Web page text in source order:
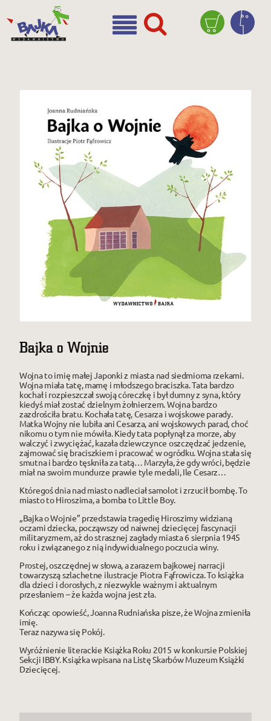
Bajka o Wojnie
Wojna to imię małej Japonki z miasta nad siedmioma rzekami.
Wojna miała tatę, mamę i młodszego braciszka. Tata bardzo
kochał i rozpieszczał swoją córeczkę i był dumny z syna, który
kiedyś miał zostać dzielnym żołnierzem. Wojna bardzo
zazdrościła bratu. Kochała tatę, Cesarza i wojskowe parady.
Matka Wojny nie lubiła ani Cesarza, ani wojskowych parad, choć
nikomu o tym nie mówiła. Kiedy tata popłynął za morze, aby
walczyć i zwyciężać, kazała dziewczynce oszczędzać jedzenie,
zajmować się braciszkiem i pracować w ogródku. Wojna stała się
smutna i bardzo tęskniła za tatą… Marzyła, że gdy wróci, będzie
miał na swoim mundurze prawie tyle medali, Ile Cesarz…
Któregoś dnia nad miasto nadleciał samolot i zrzucił bombę. To
miasto to Hiroszima, a bomba to Little Boy.
„Bajka o Wojnie” przedstawia tragedię Hiroszimy widzianą
oczami dziecka, począwszy od naiwnej dziecięcej fascynacji
militaryzmem, aż do strasznej zagłady miasta 6 sierpnia 1945
roku i związanego z nią indywidualnego poczucia winy.
Prostej, oszczędnej w słowa, a zarazem bajkowej narracji
towarzyszą szlachetne ilustracje Piotra Fąfrowicza. To książka
dla dzieci i dorosłych, z niezwykle ważnym i aktualnym
przesłaniem – że każda wojna jest zła.
Kończąc opowieść, Joanna Rudniańska pisze, że Wojna zmieniła
imię.
Teraz nazywa się Pokój.
Wyróżnienie literackie Książka Roku 2015 w konkursie Polskiej
Sekcji IBBY. Książka wpisana na Listę Skarbów Muzeum Książki
Dziecięcej.